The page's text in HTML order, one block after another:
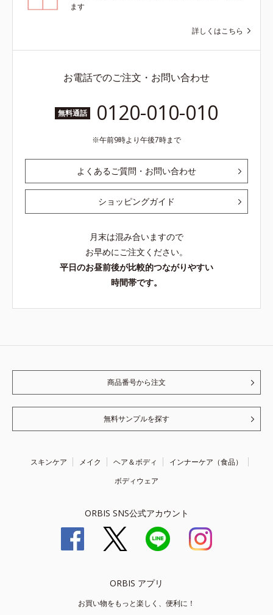
ます
詳しくはこちら
お電話でのご注文・お問い合わせ
無料通話 0120-010-010
午前9時より午後7時まで
よくあるご質問・お問い合わせ
ショッピングガイド
月末は混み合いますので
お早めにご注文ください。
平日のお昼前後が比較的つながりやすい
時間帯です。
商品番号から注文
無料サンプルを探す
スキンケア メイク ヘア＆ボディ
インナーケア（食品）
ボディウェア
ORBIS SNS公式アカウント
ORBIS アプリ
お買い物をもっと楽しく、便利に！